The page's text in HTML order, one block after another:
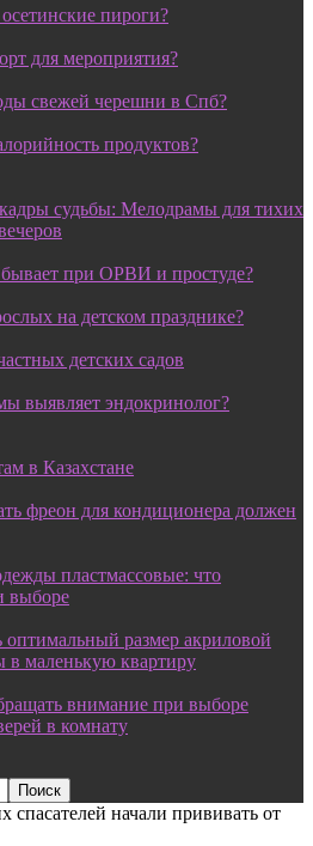
пироги?
для мероприятия?
свежей черешни в Спб?
продуктов?
судьбы: Мелодрамы для тихих
при ОРВИ и простуде?
на детском празднике?
детских садов
выявляет эндокринолог?
в Казахстане
фреон для кондиционера должен
пластмассовые: что
выборе
оптимальный размер акриловой
в маленькую квартиру
внимание при выборе
в комнату
спасателей начали прививать от